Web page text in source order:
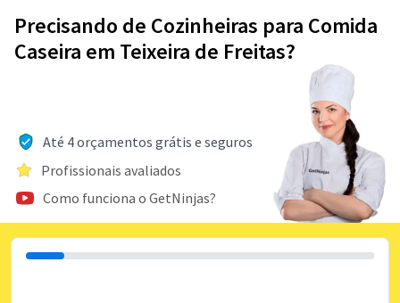
Precisando de Cozinheiras para Comida
Caseira em Teixeira de Freitas?
Até 4 orçamentos grátis e seguros
Profissionais avaliados
Como funciona o GetNinjas?